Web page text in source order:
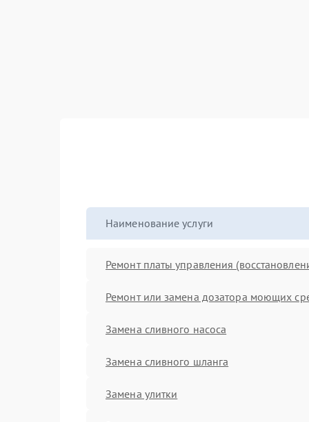
Наименование услуги
Ремонт платы управления
Ремонт или замена дозатора моющих
Замена сливного насоса
Замена сливного шланга
Замена улитки